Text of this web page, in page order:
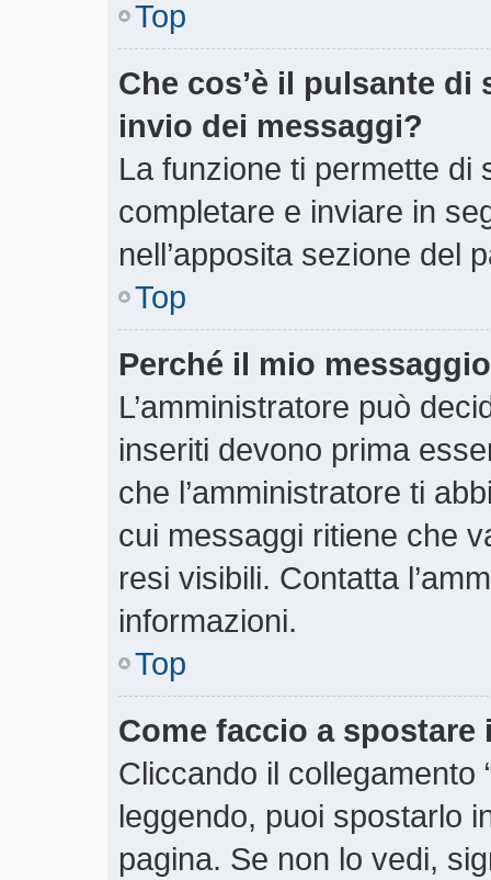
Top
Che cos’è il pulsante
invio dei messaggi?
La funzione ti permette di
completare e inviare in
nell’apposita sezione del
Top
Perché il mio
L’amministratore può
inseriti devono prima
che l’amministratore ti
cui messaggi ritiene che
resi visibili. Contatta
informazioni.
Top
Come faccio a
Cliccando il collegamento
leggendo, puoi spostarlo
pagina. Se non lo vedi,